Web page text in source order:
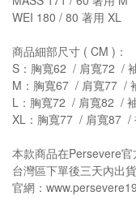
WEI 180 / 80 著用 XL
商品細部尺寸 ( CM ) ：
S ：胸寬62 / 肩寬72 /
M ：胸寬67 / 肩寬77 /
L ：胸寬72 / 肩寬82 /
XL ：胸寬77 / 肩寬87 /
本款商品在Persevere官
台灣區下單後三天內出
官網：